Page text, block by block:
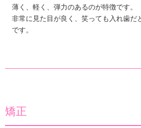
薄く、軽く、弾力のあるのが特徴です。
非常に見た目が良く、笑っても入れ歯だ
です。
矯正